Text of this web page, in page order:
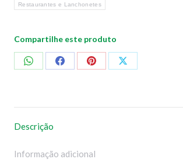
Restaurantes e Lanchonetes
Compartilhe este produto
CompartilharCompartilharCompartilharCompartilhar
Descrição
Informação adicional